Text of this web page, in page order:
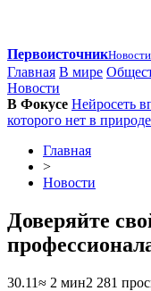
Первоисточник
Главная В мире
Новости
В Фокусе Нейросеть
которого нет в природе
Главная
>
Новости
Доверяйте
30.11≈ 2 мин2 281